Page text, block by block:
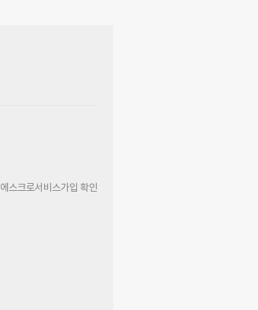
에스크로서비스가입 확인